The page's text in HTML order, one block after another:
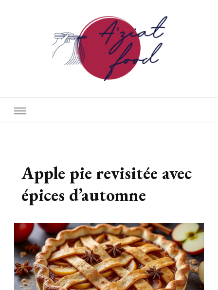
Apple pie revisitée avec
épices d’automne